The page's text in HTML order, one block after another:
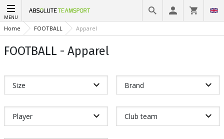
MENU
Home FOOTBALL Apparel
FOOTBALL - Apparel
Size Brand
Player Club team